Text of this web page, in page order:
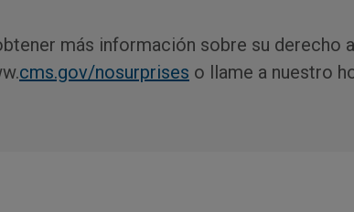
más información sobre su derecho
cms.gov/nosurprises o llame a nuestro